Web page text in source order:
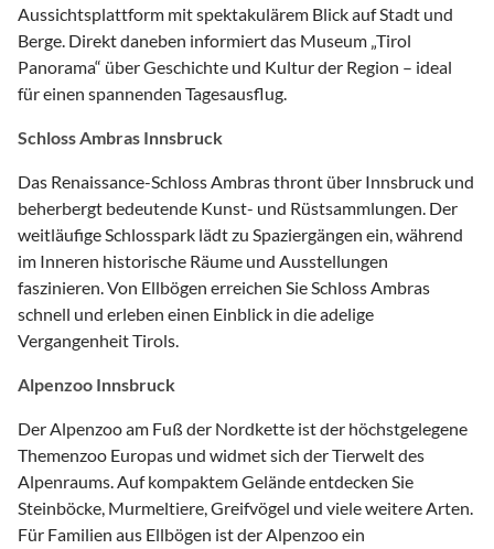
Aussichtsplattform mit spektakulärem Blick auf Stadt und
Berge. Direkt daneben informiert das Museum „Tirol
Panorama“ über Geschichte und Kultur der Region – ideal
für einen spannenden Tagesausflug.
Schloss Ambras Innsbruck
Das Renaissance-Schloss Ambras thront über Innsbruck und
beherbergt bedeutende Kunst- und Rüstsammlungen. Der
weitläufige Schlosspark lädt zu Spaziergängen ein, während
im Inneren historische Räume und Ausstellungen
faszinieren. Von Ellbögen erreichen Sie Schloss Ambras
schnell und erleben einen Einblick in die adelige
Vergangenheit Tirols.
Alpenzoo Innsbruck
Der Alpenzoo am Fuß der Nordkette ist der höchstgelegene
Themenzoo Europas und widmet sich der Tierwelt des
Alpenraums. Auf kompaktem Gelände entdecken Sie
Steinböcke, Murmeltiere, Greifvögel und viele weitere Arten.
Für Familien aus Ellbögen ist der Alpenzoo ein